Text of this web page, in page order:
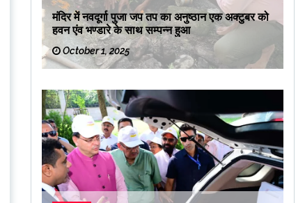
मंदिर में नवदूर्गा पुजा जप तप का अनुष्ठान एक अक्टुबर को
हवन एंव भण्डारे के साथ सम्पन्न हुआ
October 1, 2025